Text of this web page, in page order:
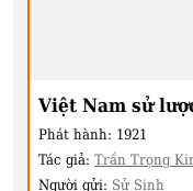
Việt Nam sử
Phát hành: 1921
Tác giả: Trần Trọng
Người gửi: Sử Sinh